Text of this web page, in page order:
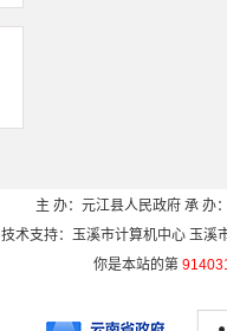
主 办：元江县人民政府 承 办
技术支持：玉溪市计算机中心 玉
你是本站的第